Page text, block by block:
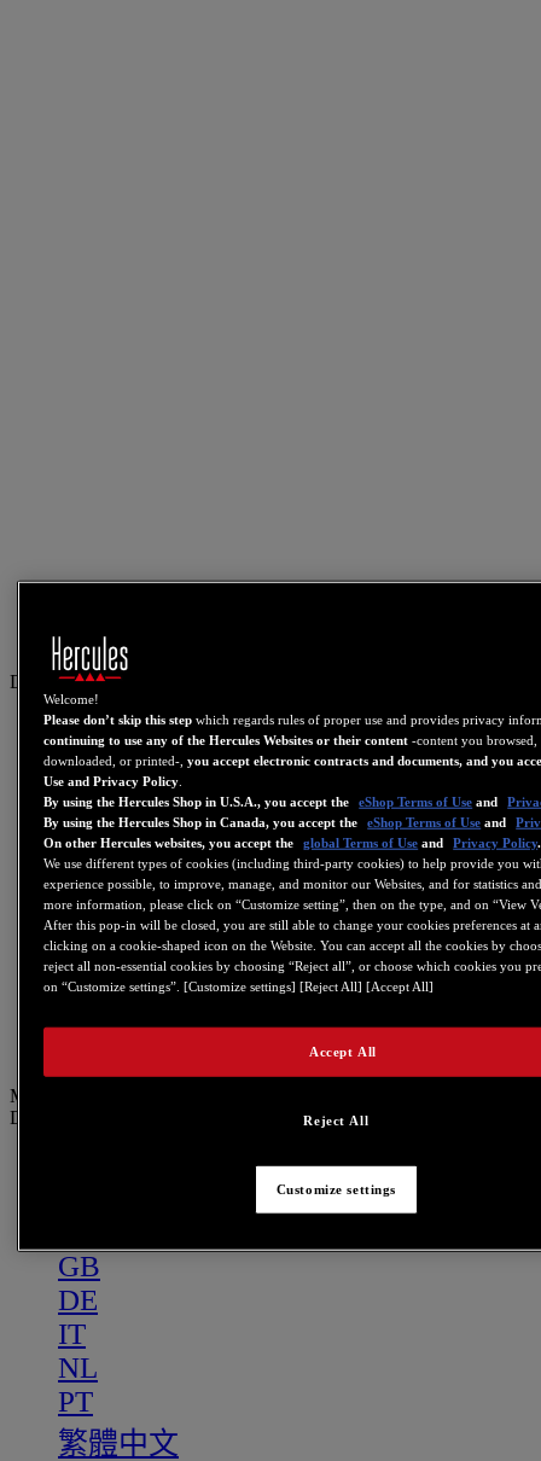
DE
US
FR
ES
GB
DE
IT
NL
PT
Menu
DE
GB
DE
IT
NL
PT
繁體中文
Welcome!
Please don’t skip this step which regards rules of proper use and provides privacy
continuing to use any of the Hercules Websites or their content -content you browsed,
downloaded, or printed-,you accept electronic contracts and documents, and you
Use and Privacy Policy
By using the Hercules Shop in U.S.A., you accept the
eShop Terms of Use and
By using the Hercules Shop in Canada, you accept the
eShop Terms of Use and
On other Hercules websites, you accept the
global Terms of Use and Privacy Policy.
We use different types of cookies (including third-party cookies) to help provide you
experience possible, to improve, manage, and monitor our Websites, and for statistics
more information, please click on “Customize setting”, then on the type, and on “View
After this pop-in will be closed, you are still able to change your cookies preferences at
clicking on a cookie-shaped icon on the Website. You can accept all the cookies by
reject all non-essential cookies by choosing “Reject all”, or choose which cookies you
on “Customize settings”. [Customize settings] [Reject All] [Accept All]
Reject All
Accept All
Customize settings